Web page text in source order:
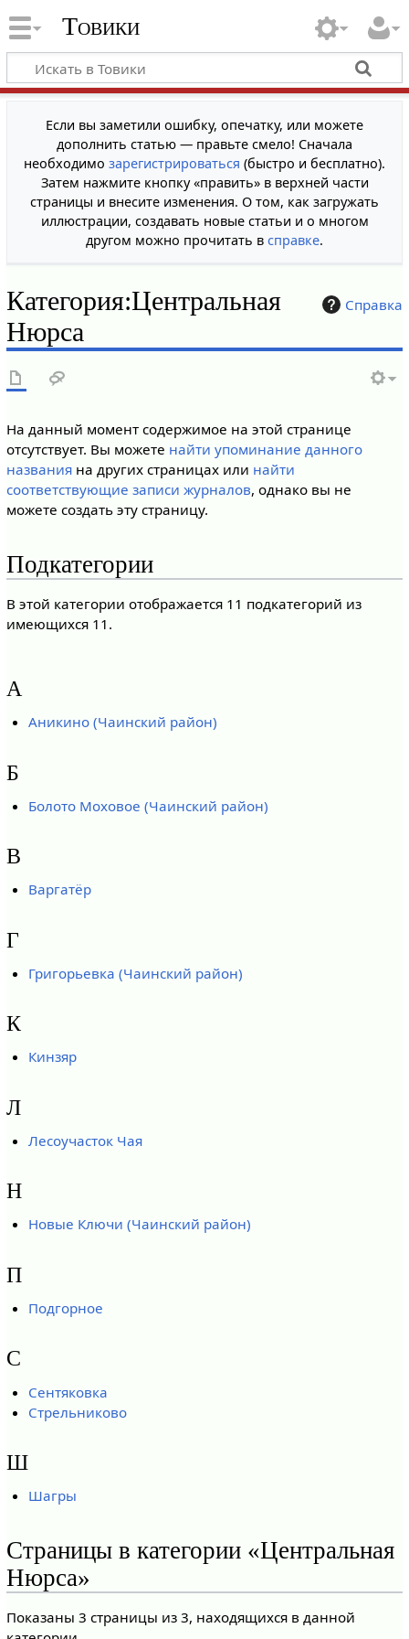
Товики
Если вы заметили ошибку, опечатку, или можете
дополнить статью — правьте смело! Сначала
необходимо зарегистрироваться (быстро и бесплатно).
Затем нажмите кнопку «править» в верхней части
страницы и внесите изменения. О том, как загружать
иллюстрации, создавать новые статьи и о многом
другом можно прочитать в справке.
Справка
Категория:Центральная
Нюрса
На данный момент содержимое на этой странице
отсутствует. Вы можете найти упоминание данного
названияна других страницах или найти
соответствующие записи журналов, однако вы не
можете создать эту страницу.
Подкатегории
В этой категории отображается 11 подкатегорий из
имеющихся 11.
А
Аникино (Чаинский район)
Б
Болото Моховое (Чаинский район)
В
Варгатёр
Г
Григорьевка (Чаинский район)
К
Кинзяр
Л
Лесоучасток Чая
Н
Новые Ключи (Чаинский район)
П
Подгорное
С
Сентяковка
Стрельниково
Ш
Шагры
Страницы в категории «Центральная
Нюрса»
Показаны 3 страницы из 3, находящихся в данной